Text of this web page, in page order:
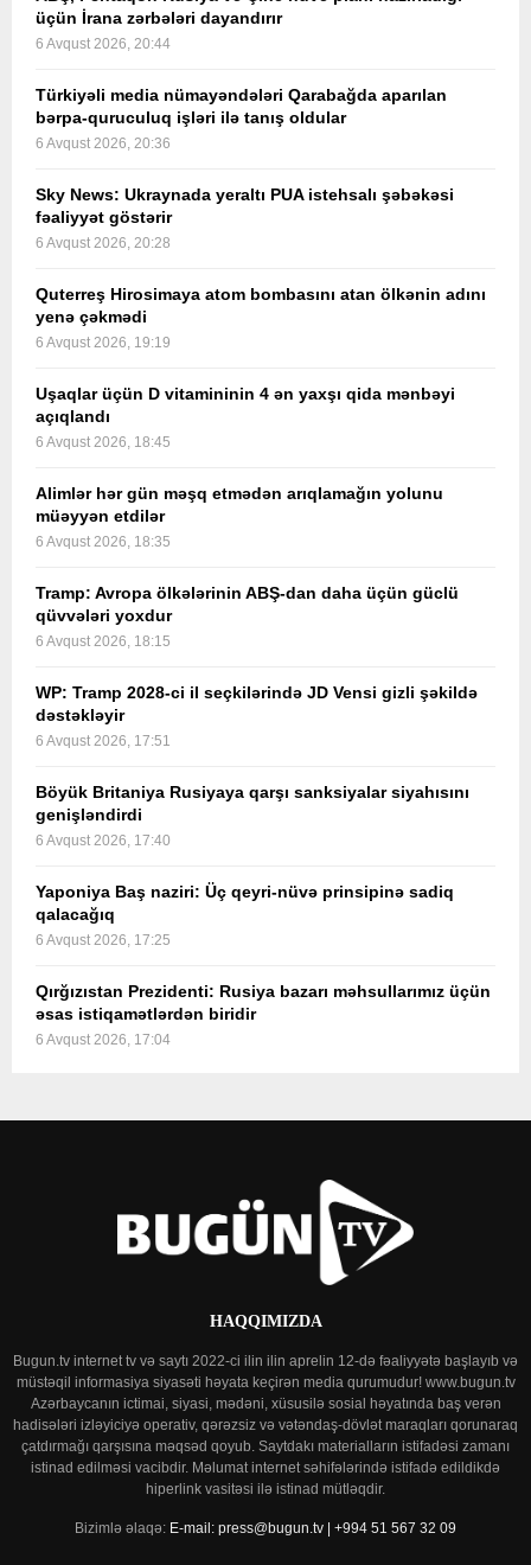
üçün İrana zərbələri dayandırır
6 Avqust 2026, 20:44
Türkiyəli media nümayəndələri Qarabağda aparılan
bərpa-quruculuq işləri ilə tanış oldular
6 Avqust 2026, 20:36
Sky News: Ukraynada yeraltı PUA istehsalı şəbəkəsi
fəaliyyət göstərir
6 Avqust 2026, 20:28
Quterreş Hirosimaya atom bombasını atan ölkənin adını
yenə çəkmədi
6 Avqust 2026, 19:19
Uşaqlar üçün D vitamininin 4 ən yaxşı qida mənbəyi
açıqlandı
6 Avqust 2026, 18:45
Alimlər hər gün məşq etmədən arıqlamağın yolunu
müəyyən etdilər
6 Avqust 2026, 18:35
Tramp: Avropa ölkələrinin ABŞ-dan daha üçün güclü
qüvvələri yoxdur
6 Avqust 2026, 18:15
WP: Tramp 2028-ci il seçkilərində JD Vensi gizli şəkildə
dəstəkləyir
6 Avqust 2026, 17:51
Böyük Britaniya Rusiyaya qarşı sanksiyalar siyahısını
genişləndirdi
6 Avqust 2026, 17:40
Yaponiya Baş naziri: Üç qeyri-nüvə prinsipinə sadiq
qalacağıq
6 Avqust 2026, 17:25
Qırğızıstan Prezidenti: Rusiya bazarı məhsullarımız üçün
əsas istiqamətlərdən biridir
6 Avqust 2026, 17:04
HAQQIMIZDA
Bugun.tv internet tv və saytı 2022-ci ilin ilin aprelin 12-də fəaliyyətə başlayıb və
müstəqil informasiya siyasəti həyata keçirən media qurumudur! www.bugun.tv
Azərbaycanın ictimai, siyasi, mədəni, xüsusilə sosial həyatında baş verən
hadisələri izləyiciyə operativ, qərəzsiz və vətəndaş-dövlət maraqları qorunaraq
çatdırmağı qarşısına məqsəd qoyub. Saytdakı materialların istifadəsi zamanı
istinad edilməsi vacibdir. Məlumat internet səhifələrində istifadə edildikdə
hiperlink vasitəsi ilə istinad mütləqdir.
Bizimlə əlaqə: E-mail: press@bugun.tv | +994 51 567 32 09